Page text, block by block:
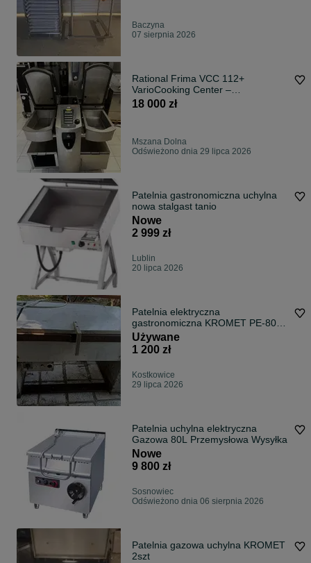
Baczyna
07 sierpnia 2026
Rational Frima VCC 112+
VarioCooking Center –
Patelnia/Kocioł Gastronomiczny
18 000 zł
Mszana Dolna
Odświeżono dnia 29 lipca 2026
Patelnia gastronomiczna uchylna
nowa stalgast tanio
Nowe
2 999 zł
Lublin
20 lipca 2026
Patelnia elektryczna
gastronomiczna KROMET PE-80
80 l – sprawna, 12 kW
Używane
1 200 zł
Kostkowice
29 lipca 2026
Patelnia uchylna elektryczna
Gazowa 80L Przemysłowa Wysyłka
Nowe
9 800 zł
Sosnowiec
Odświeżono dnia 06 sierpnia 2026
Patelnia gazowa uchylna KROMET
2szt